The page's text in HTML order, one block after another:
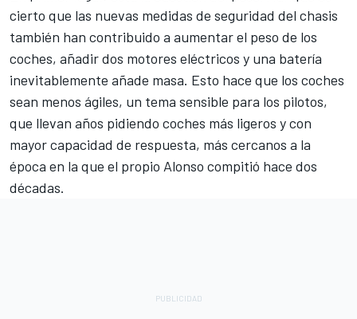
cierto que las nuevas medidas de seguridad del chasis
también han contribuido a aumentar el peso de los
coches, añadir dos motores eléctricos y una batería
inevitablemente añade masa. Esto hace que los coches
sean menos ágiles, un tema sensible para los pilotos,
que llevan años pidiendo coches más ligeros y con
mayor capacidad de respuesta, más cercanos a la
época en la que el propio Alonso compitió hace dos
décadas.